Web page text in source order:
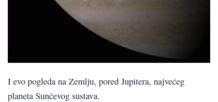
I evo pogleda na Zemlju, pored Jupitera, najvećeg
planeta Sunčevog sustava.